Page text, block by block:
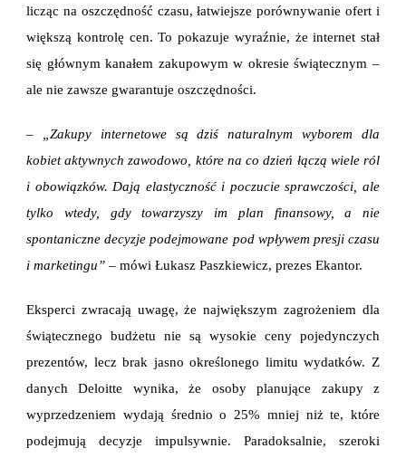
licząc na oszczędność czasu, łatwiejsze porównywanie ofert i
większą kontrolę cen. To pokazuje wyraźnie, że internet stał
się głównym kanałem zakupowym w okresie świątecznym –
ale nie zawsze gwarantuje oszczędności.
– „Zakupy internetowe są dziś naturalnym wyborem dla
kobiet aktywnych zawodowo, które na co dzień łączą wiele ról
i obowiązków. Dają elastyczność i poczucie sprawczości, ale
tylko wtedy, gdy towarzyszy im plan finansowy, a nie
spontaniczne decyzje podejmowane pod wpływem presji czasu
i marketingu” – mówi Łukasz Paszkiewicz, prezes Ekantor.
Eksperci zwracają uwagę, że największym zagrożeniem dla
świątecznego budżetu nie są wysokie ceny pojedynczych
prezentów, lecz brak jasno określonego limitu wydatków. Z
danych Deloitte wynika, że osoby planujące zakupy z
wyprzedzeniem wydają średnio o 25% mniej niż te, które
podejmują decyzje impulsywnie. Paradoksalnie, szeroki